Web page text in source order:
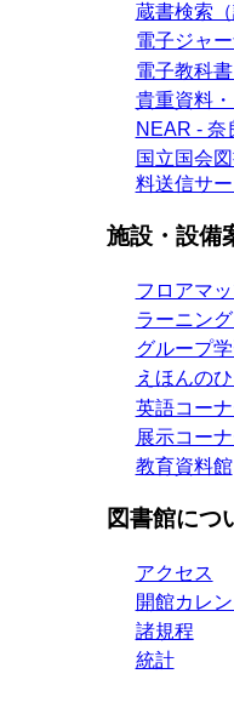
蔵書検索（
電子ジャ
電子教科
貴重資料
NEAR - 奈
国立国会
料送信サ
施設・設備
フロアマ
ラーニン
グループ
えほんの
英語コー
展示コー
教育資料館
図書館につ
アクセス
開館カレ
諸規程
統計